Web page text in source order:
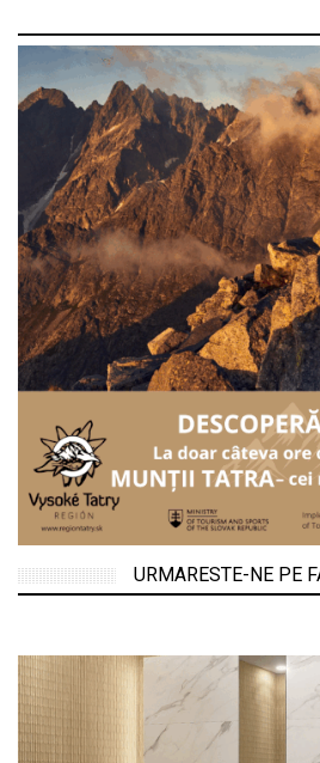
URMARESTE-NE PE